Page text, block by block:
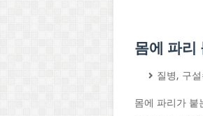
몸에 파리
질병, 구
몸에 파리가 붙